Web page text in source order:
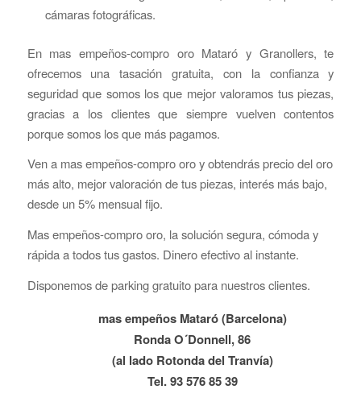
cámaras fotográficas.
En mas empeños-compro oro Mataró y Granollers, te
ofrecemos una tasación gratuita, con la confianza y
seguridad que somos los que mejor valoramos tus piezas,
gracias a los clientes que siempre vuelven contentos
porque somos los que más pagamos.
Ven a mas empeños-compro oro y obtendrás precio del oro
más alto, mejor valoración de tus piezas, interés más bajo,
desde un 5% mensual fijo.
Mas empeños-compro oro, la solución segura, cómoda y
rápida a todos tus gastos. Dinero efectivo al instante.
Disponemos de parking gratuito para nuestros clientes.
mas empeños Mataró (Barcelona)
Ronda O´Donnell, 86
(al lado Rotonda del Tranvía)
Tel. 93 576 85 39